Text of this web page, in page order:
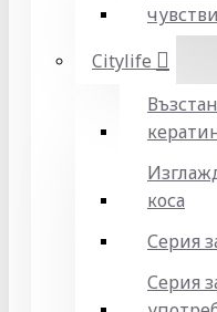
Citylife
коса
Серия
Серия